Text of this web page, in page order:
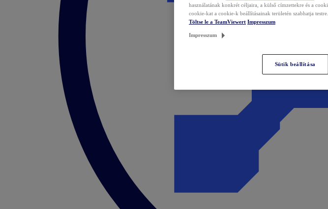
használatának konkrét céljaira, a külső címzettekre és a
cookie-kat a cookie-k beállításainak területén szabhatja testre.
Töltse le a TeamViewert Impresszum
Impresszum
Sütik beállítása